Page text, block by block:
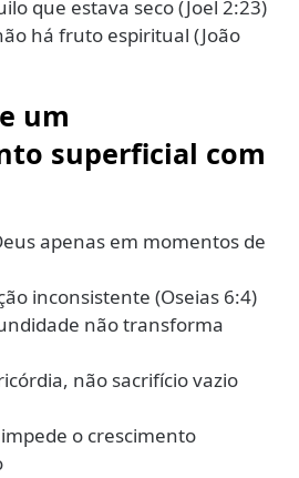
que estava seco (Joel 2:23)
há fruto espiritual (João
um
superficial com
apenas em momentos de
inconsistente (Oseias 6:4)
não transforma
não sacrifício vazio
o crescimento